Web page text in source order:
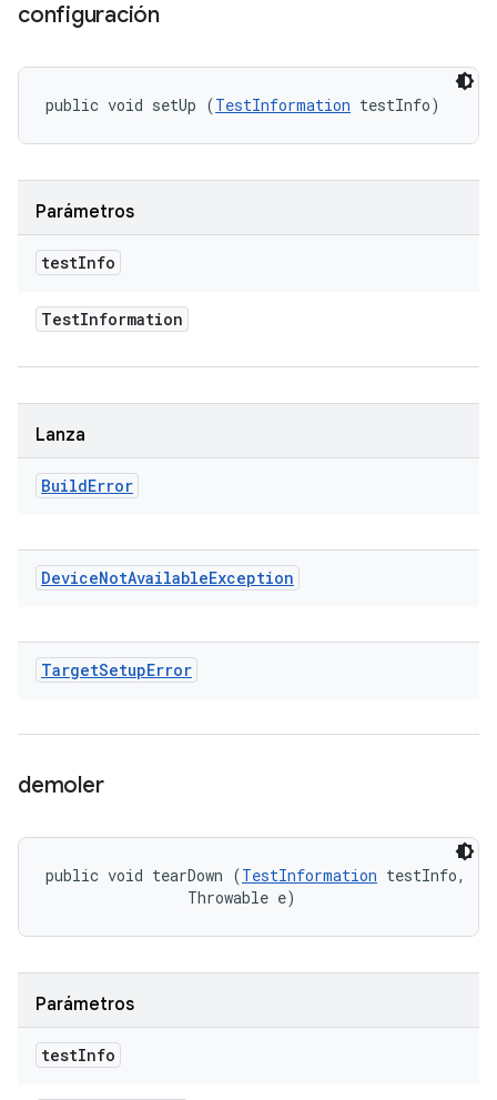
configuración
public void setUp (TestInformation testInfo)
Parámetros
testInfo
TestInformation
Lanza
BuildError
DeviceNotAvailableException
TargetSetupError
demoler
public void tearDown (TestInformation testInfo,
                Throwable e)
Parámetros
testInfo